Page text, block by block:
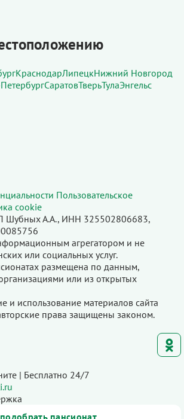
КраснодарЛипецкНижний Новгород
СаратовТверьТулаЭнгельс
Пользовательское
cookie
Шубных А.А., ИНН 325502806683,
агрегатором и не
или социальных услуг.
размещена по данным,
или из открытых
и использование материалов сайта
права защищены законом.
| Бесплатно 24/7
подобрать пансионат